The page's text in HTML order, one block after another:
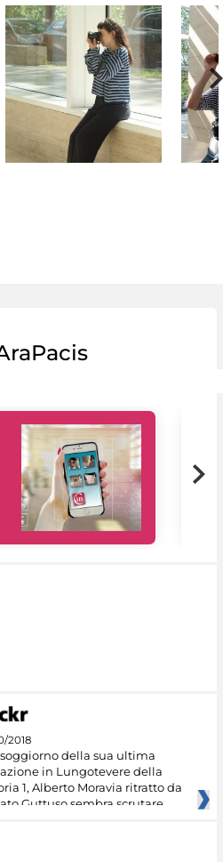
2018
della sua ultima
in Lungotevere della
1, Alberto Moravia ritratto da
Guttuso sembra scrutare